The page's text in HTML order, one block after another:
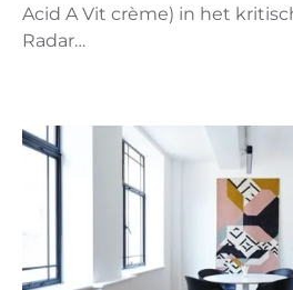
Acid A Vit crème) in het
Radar…